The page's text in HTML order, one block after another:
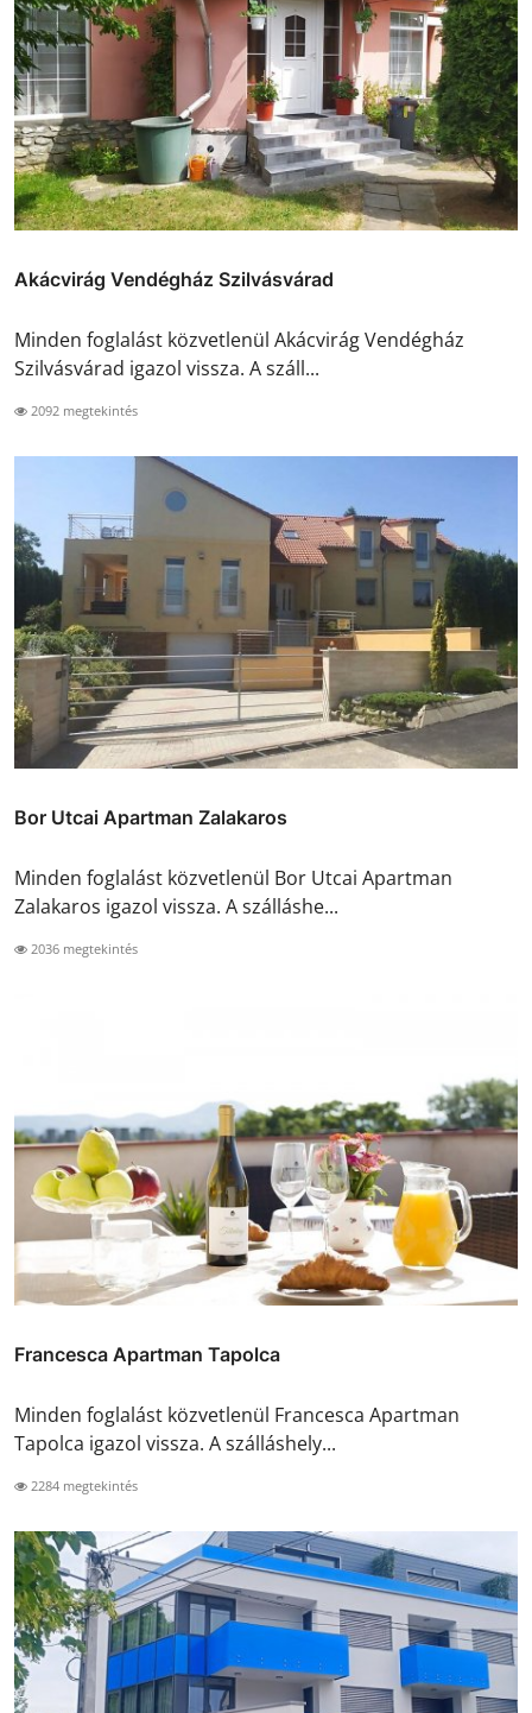
Akácvirág Vendégház Szilvásvárad
Minden foglalást közvetlenül Akácvirág Vendégház
Szilvásvárad igazol vissza. A száll...
2092 megtekintés
Bor Utcai Apartman Zalakaros
Minden foglalást közvetlenül Bor Utcai Apartman
Zalakaros igazol vissza. A szálláshe...
2036 megtekintés
Francesca Apartman Tapolca
Minden foglalást közvetlenül Francesca Apartman
Tapolca igazol vissza. A szálláshely...
2284 megtekintés